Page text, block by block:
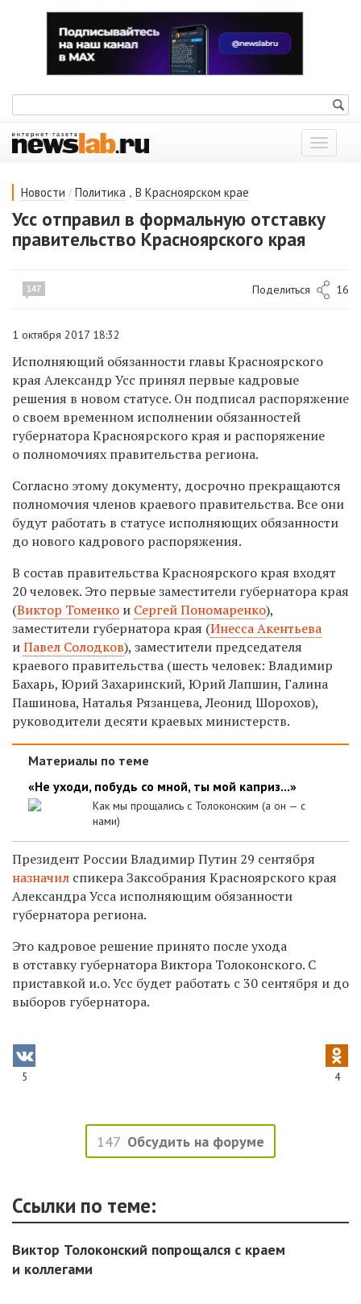
Показать
меню
Новости / Политика , В Красноярском крае
Усс отправил в формальную отставку
правительство Красноярского края
147 Поделиться 16
1 октября 2017 18:32
Исполняющий обязанности главы Красноярского
края Александр Усс принял первые кадровые
решения в новом статусе. Он подписал распоряжение
о своем временном исполнении обязанностей
губернатора Красноярского края и распоряжение
о полномочиях правительства региона.
Согласно этому документу, досрочно прекращаются
полномочия членов краевого правительства. Все они
будут работать в статусе исполняющих обязанности
до нового кадрового распоряжения.
В состав правительства Красноярского края входят
20 человек. Это первые заместители губернатора края
(Виктор Томенко и Сергей Пономаренко),
заместители губернатора края (Инесса Акентьева
иПавел Солодков), заместители председателя
краевого правительства (шесть человек: Владимир
Бахарь, Юрий Захаринский, Юрий Лапшин, Галина
Пашинова, Наталья Рязанцева, Леонид Шорохов),
руководители десяти краевых министерств.
Материалы по теме
«Не уходи, побудь со мной, ты мой каприз...»
Как мы прощались с Толоконским (а он — с
нами)
Президент России Владимир Путин 29 сентября
назначил спикера Заксобрания Красноярского края
Александра Усса исполняющим обязанности
губернатора региона.
Это кадровое решение принято после ухода
в отставку губернатора Виктора Толоконского. С
приставкой и.о. Усс будет работать с 30 сентября и до
выборов губернатора.
5 4
147 Обсудить на форуме
Ссылки по теме:
Виктор Толоконский попрощался с краем
и коллегами